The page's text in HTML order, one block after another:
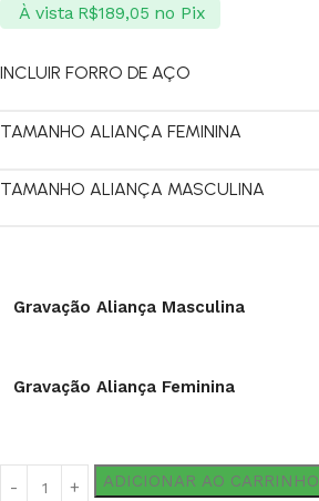
À vista R$189,05 no Pix
INCLUIR FORRO DE AÇO
TAMANHO ALIANÇA FEMININA
TAMANHO ALIANÇA MASCULINA
Gravação Aliança Masculina
Gravação Aliança Feminina
ADICIONAR AO CARRINHO